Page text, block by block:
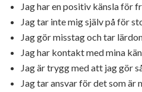
Jag har en positiv känsla för
Jag tar inte mig själv på för
Jag gör misstag och tar
Jag har kontakt med mina
Jag är trygg med att jag gör
Jag tar ansvar för det som